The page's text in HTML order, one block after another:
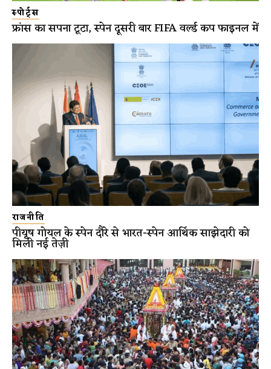
स्पोर्ट्स
फ्रांस का सपना टूटा, स्पेन दूसरी बार FIFA वर्ल्ड कप फाइनल में
राजनीति
पीयूष गोयल के स्पेन दौरे से भारत-स्पेन आर्थिक साझेदारी को
मिली नई तेज़ी